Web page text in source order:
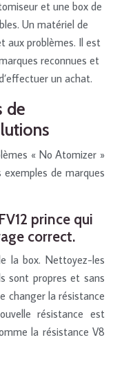
et une box de
Un matériel de
aux problèmes. Il est
reconnues et
un achat.
de
« No Atomizer »
de marques
prince qui
correct.
la box. Nettoyez-les
sont propres et sans
changer la résistance
résistance est
la résistance V8